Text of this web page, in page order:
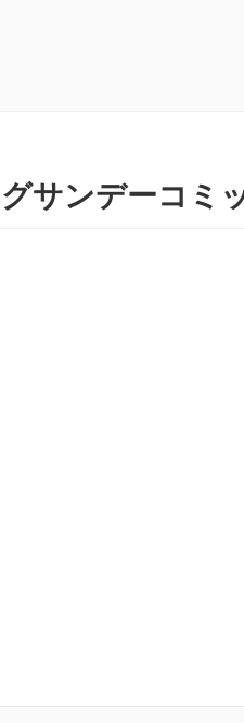
グサンデーコミ